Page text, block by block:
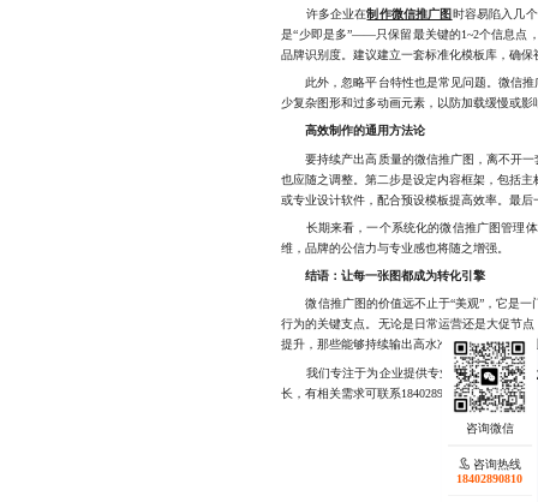
许多企业在制作微信推广图时容易陷入几
是“少即是多”——只保留最关键的1~2个信息点
品牌识别度。建议建立一套标准化模板库，确保
此外，忽略平台特性也是常见问题。微信推
少复杂图形和过多动画元素，以防加载缓慢或影
高效制作的通用方法论
要持续产出高质量的微信推广图，离不开一
也应随之调整。第二步是设定内容框架，包括
或专业设计软件，配合预设模板提高效率。最
长期来看，一个系统化的微信推广图管理体
维，品牌的公信力与专业感也将随之增强。
结语：让每一张图都成为转化引擎
微信推广图的价值远不止于“美观”，它是一
行为的关键支点。无论是日常运营还是大促节
提升，那些能够持续输出高水准微信推广图的
我们专注于为企业提供专业的微信推广图
长，有相关需求可联系18402890810
咨询热线
18402890810